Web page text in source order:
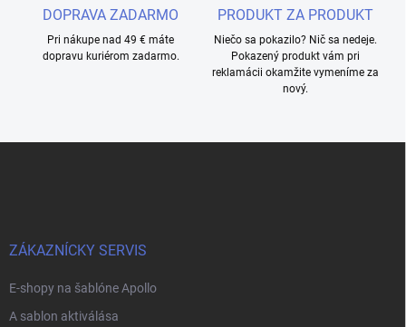
DOPRAVA ZADARMO
Pri nákupe nad 49 € máte
dopravu kuriérom zadarmo.
PRODUKT ZA PRODUKT
Niečo sa pokazilo? Nič sa nedeje.
Pokazený produkt vám pri
reklamácii okamžite vymeníme za
nový.
ZÁKAZNÍCKY SERVIS
E-shopy na šablóne Apollo
A sablon aktiválása